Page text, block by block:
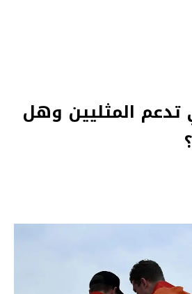
تدعم المثليين وهل